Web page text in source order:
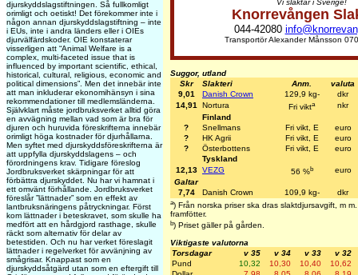
djurskyddslagstiftningen. Så fullkomligt
orimligt och oetiskt! Det förekommer inte i
någon annan djurskyddslagstiftning – inte
i EUs, inte i andra länders eller i OIEs
djurvälfärdskoder. OIE konstaterar
visserligen att “Animal Welfare is a
complex, multi-faceted issue that is
influenced by important scientific, ethical,
historical, cultural, religious, economic and
political dimensions”. Men det innebär inte
att man inkluderar ekonomihänsyn i sina
rekommendationer till medlemsländerna.
Självklart måste jordbruksverket alltid göra
en avvägning mellan vad som är bra för
djuren och huruvida föreskrifterna innebär
orimligt höga kostnader för djurhållarna.
Men syftet med djurskyddsföreskrifterna är
att uppfylla djurskyddslagens – och
förordningens krav. Tidigare föreslog
Jordbruksverket skärpningar för att
förbättra djurskyddet. Nu har vi hamnat i
ett omvänt förhållande. Jordbruksverket
föreslår ”lättnader” som en effekt av
lantbruksnäringens påtryckningar. Först
kom lättnader i beteskravet, som skulle ha
medfört att en hårdgjord rasthage, skulle
räckt som alternativ för delar av
betestiden. Och nu har verket föreslagit
lättnader i regelverket för avvänjning av
smågrisar. Knappast som en
djurskyddsåtgärd utan som en eftergift till
Vi slaktar i Sverige!
Knorrevången
044-42080
Transportör Alexander Månsson
Suggor, utland
Skr
Slakteri Anm.
valuta
9,01
Danish Crown 129,9 kg-
dkr
14,91
Nortura Fri vikta
nkr
Finland
?
Snellmans Fri vikt, E
euro
?
HK Agrii Fri vikt, E
euro
?
Österbottens Fri vikt, E
euro
Tyskland
12,13 VEZG 56 %b
euro
Galtar
7,74
Danish Crown 109,9 kg- dkr
a) Från norska priser ska dras slaktdjursavgift, m
framfötter.
b) Priset gäller på gården.
Viktigaste valutorna
Torsdagar
v 35 v 34 v 33
v 32
Pund
10,32 10,30 10,40
10,62